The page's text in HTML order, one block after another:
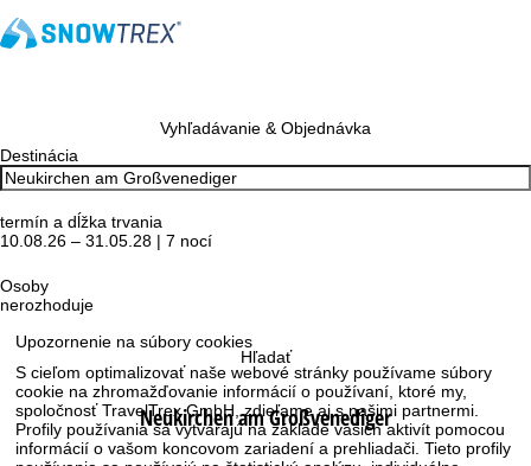
Upozornenie na súbory cookies
S cieľom optimalizovať naše webové stránky používame súbory
cookie na zhromažďovanie informácií o používaní, ktoré my,
spoločnosť TravelTrex GmbH, zdieľame aj s našimi partnermi.
Profily používania sa vytvárajú na základe vašich aktivít pomocou
informácií o vašom koncovom zariadení a prehliadači. Tieto profily
Vyhľadávanie & Objednávka
Destinácia
termín a dĺžka trvania
10.08.26 – 31.05.28 | 7 nocí
Osoby
nerozhoduje
Hľadať
Neukirchen am Großvenediger